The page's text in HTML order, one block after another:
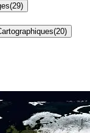
(29)
(20)